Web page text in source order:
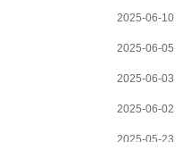
2026-07-20
2026-07-17
2026-07-10
2026-07-09
2026-07-07
2025-06-10
2025-06-05
2025-06-03
2025-06-02
2025-05-23